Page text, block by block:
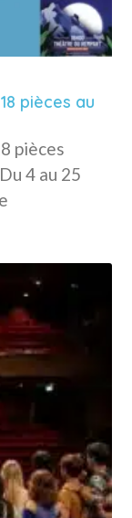
pièces au
pièces
4 au 25